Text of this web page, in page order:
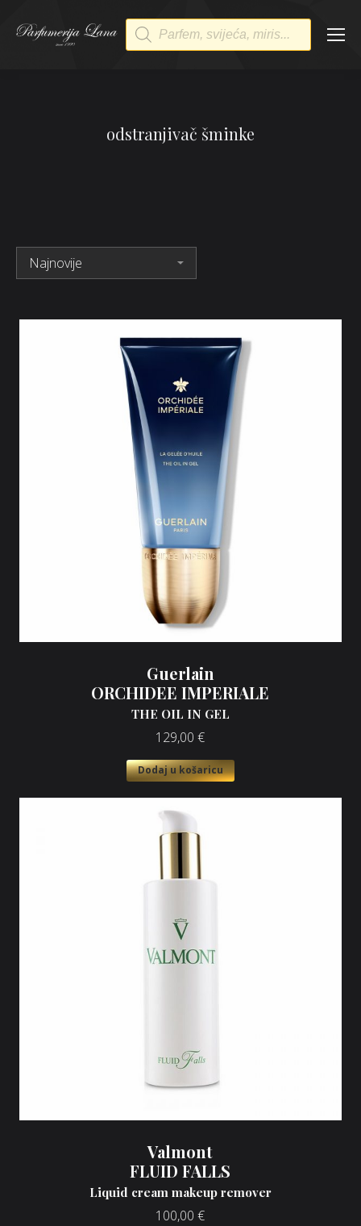
Products
search
odstranjivač šminke
Guerlain
ORCHIDEE IMPERIALE
THE OIL IN GEL
129,00 €
Dodaj u košaricu
Valmont
FLUID FALLS
Liquid cream makeup remover
100,00 €